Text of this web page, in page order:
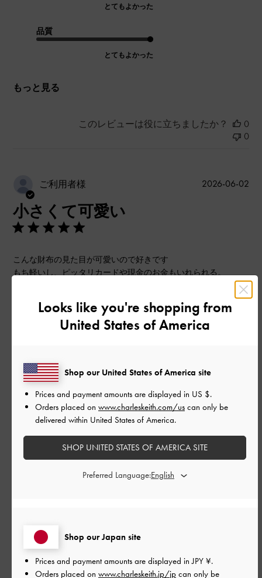
とてもよかった
品質
とてもよかった
もっと見る
このレビューは役に立ちましたか？
0
0
ご利用者様
小さくて可愛い
こんな財布の見た目が可愛いので好きです
もち軽いし、ピッタリカードや現金のお金もいれられる。
デザイン
品質
もっと見る
公
2026-06-02
0
きれいでしっかりしていて、カ
ード入れもあります。
Looks like you're shopping from
United States of America
Shop our Japan site
Prices and payment amounts are displayed inJPY ¥.
Orders placed on www.charleskeith.jp/jp can only be
Shop our United States of America site
Prices and payment amounts are displayed in US $.
Orders placed on www.charleskeith.com/us can only be
delivered within United States of America.
SHOP UNITED STATES OF AMERICA SITE
Preferred Language: